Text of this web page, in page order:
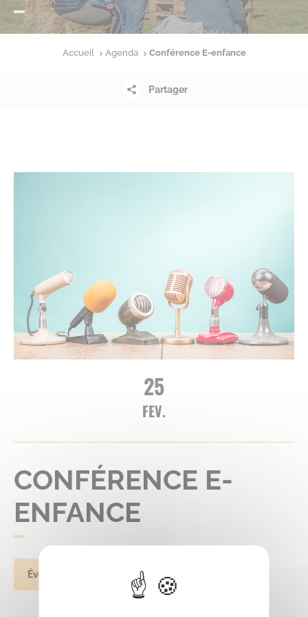
Accueil Agenda Conférence E-enfance
Partager
25
FEV.
CONFÉRENCE E-
ENFANCE
Évènement